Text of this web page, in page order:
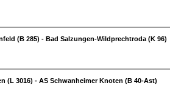
(B 285) - Bad Salzungen-Wildprechtroda (K 96)
(L 3016) - AS Schwanheimer Knoten (B 40-Ast)